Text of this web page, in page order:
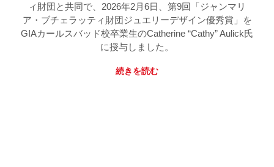
ィ財団と共同で、2026年2月6日、第9回「ジャンマリ
ア・ブチェラッティ財団ジュエリーデザイン優秀賞」を
GIAカールスバッド校卒業生のCatherine “Cathy” Aulick氏
に授与しました。
続きを読む